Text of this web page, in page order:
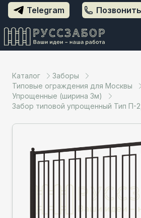
Telegram Позвонить
Каталог
Заборы
Типовые ограждения для Москвы
Упрощенные (ширина 3м)
Забор типовой упрощенный Тип П-